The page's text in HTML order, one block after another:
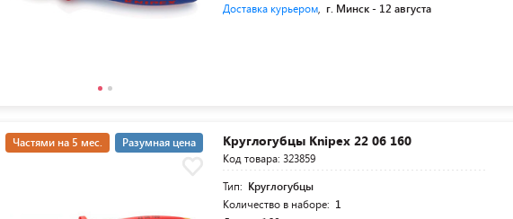
Доставка курьером, г. Минск - 12 августа
Частями на 5 мес. Разумная цена Круглогубцы Knipex 22 06 160
Код товара: 323859
Тип: Круглогубцы
Количество в наборе: 1